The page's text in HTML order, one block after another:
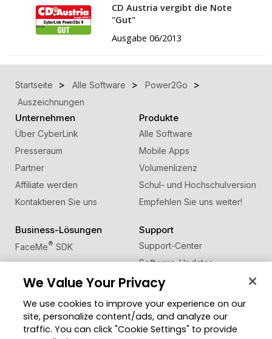
CD Austria vergibt die Note
"Gut"
Ausgabe 06/2013
Startseite Alle Software
Power2Go
Auszeichnungen
Unternehmen
Über CyberLink
Presseraum
Partner
Affiliate werden
Kontaktieren Sie uns
Produkte
Alle Software
Mobile Apps
Volumenlizenz
Schul- und Hochschulversion
Empfehlen Sie uns weiter!
Business-Lösungen
FaceMe® SDK
Support
Support-Center
Software-Updates
Lernen + Wissen
Community
Mitgliederbereich
Region ändern
We Value Your Privacy
We use cookies to improve your experience on our
site, personalize content/ads, and analyze our
traffic. You can click "Cookie Settings" to provide